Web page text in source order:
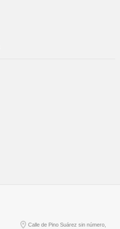
Calle de Pino Suárez sin número,